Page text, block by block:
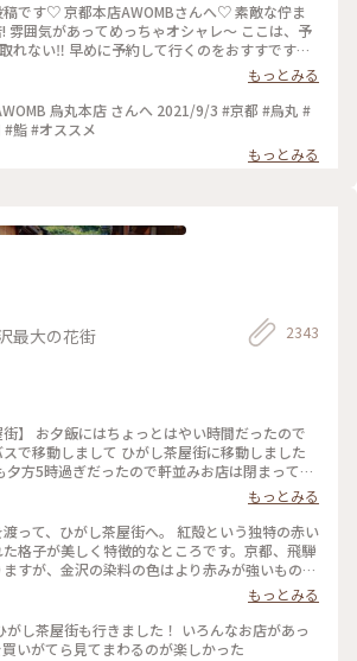
稿です♡ 京都本店AWOMBさんへ♡ 素敵な佇ま
雰囲気があってめっちゃオシャレ〜 ここは、予
れない‼︎ 早めに予約して行くのをおすすです♡
ですね… #京都 #AWOMB #烏丸本店 #手織り寿
もっとみる
烏丸本店 さんへ 2021/9/3 #京都 #烏丸 #
#鮨 #オススメ
もっとみる
最大の花街 2343
街】 お夕飯にはちょっとはやい時間だったので
で移動しまして ひがし茶屋街に移動しました
夕方5時過ぎだったので軒並みお店は閉まってる
だったカフェも金箔ソフトも油取り紙も買えな
子でしたが 食べ歩きやお買い物ができない代わ
りだいぶ涼しくなった古い街並みを 観光客少な
のでそれはそれでヨシです👍 賑やかなひがし
度のお楽しみに取っておくとして 昔の風情を
涼みのお散歩になりました🚶🚶‍♀️ （2024.8.11） #
屋街 #ひゃくまんさん #夕涼み #お散歩 #
とりっぷ金沢 #クラシカル
りっぷ旅2024
もっとみる
ひがし茶屋街へ。 紅殻という独特の赤い
格子が美しく特徴的なところです。京都、飛騨
すが、金沢の染料の色はより赤みが強いものだ
、むしかごのような細い格子を見かけました。
を通ると、芸妓さんの三
音が聞こえてきました。 石畳の上をのんびり
もっとみる
し茶屋街も行きました！ いろんなお店があっ
いがてら見てまわるのが楽しかった